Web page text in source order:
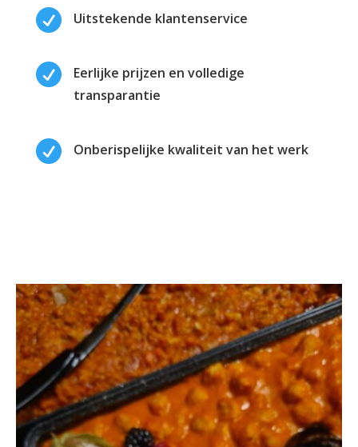
 Uitstekende klantenservice

Eerlijke prijzen en volledige
transparantie
 Onberispelijke kwaliteit van het werk